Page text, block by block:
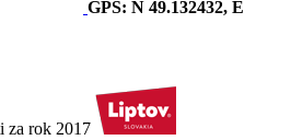
GPS: N 49.132432, E